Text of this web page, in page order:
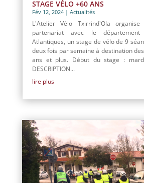
STAGE VÉLO +60 ANS
Fév 12, 2024| Actualités
L'Atelier Vélo Txirrind'Ola
partenariat avec le département
Atlantiques, un stage de vélo de 9
deux fois par semaine à destination
ans et plus. Début du stage :
DESCRIPTION...
lire plus